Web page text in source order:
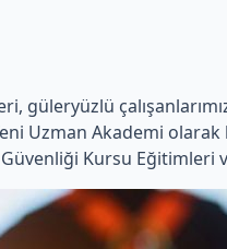
çalışanlarımız
Uzman Akademi
Kursu Eğitimleri